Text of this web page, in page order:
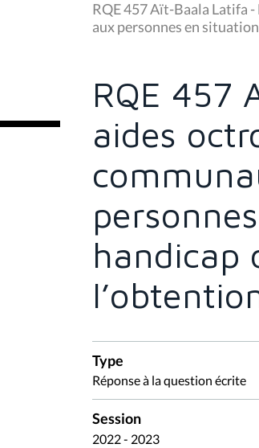
u
s
ê
:
RQE 457 Aït-Baala Latifa
aux personnes en
RQE 457
aides
handicap
Type
Réponse à la question écrite
Session
2022 - 2023